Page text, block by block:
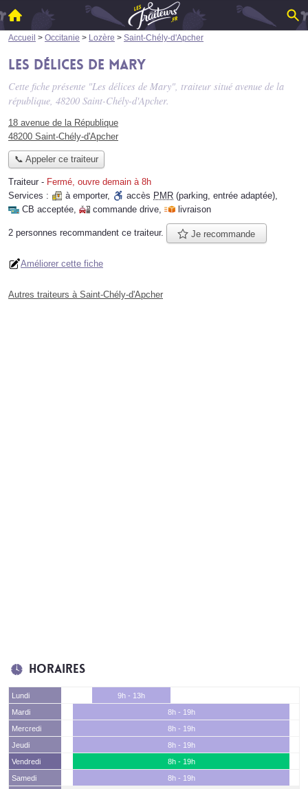
Accueil > Occitanie > Lozère > Saint-Chély-d'Apcher
Les délices de Mary
Cette fiche présente "Les délices de Mary", traiteur situé avenue de la
république, 48200 Saint-Chély-d'Apcher.
18 avenue de la République
48200 Saint-Chély-d'Apcher
📞 Appeler ce traiteur
Traiteur - Fermé, ouvre demain à 8h
Services :
à emporter, accès PMR (parking, entrée adaptée),
CB acceptée, commande drive, livraison
2 personnes recommandent ce traiteur. Je recommande
Améliorer cette fiche
Autres traiteurs à Saint-Chély-d'Apcher
Horaires
Lundi
9h - 13h
Mardi
8h - 19h
Mercredi
8h - 19h
Jeudi
8h - 19h
Vendredi
8h - 19h
Samedi
8h - 19h